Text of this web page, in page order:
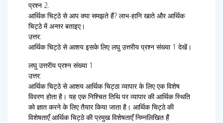
प्रश्न 2.
आर्थिक चिट्ठे से आप क्या समझते हैं? लाभ-हानि खाते और आर्थिक
चिट्ठे में अन्तर बताइए।
उत्तर:
आर्थिक चिट्ठे से आशय इसके लिए लघु उत्तरीय प्रश्न संख्या 1 देखें।
लघु उत्तरीय प्रश्न संख्या 1
उत्तर:
आर्थिक चिट्ठे से आशय आर्थिक चिट्ठा व्यापार के लिए एक विशेष
विवरण होता है। यह एक निश्चित तिथि पर व्यापार की आर्थिक स्थिति
को ज्ञात करने के लिए तैयार किया जाता है। आर्थिक चिट्ठे की
विशेषताएँ आर्थिक चिट्ठे की प्रमुख विशेषताएँ निम्नलिखित हैं